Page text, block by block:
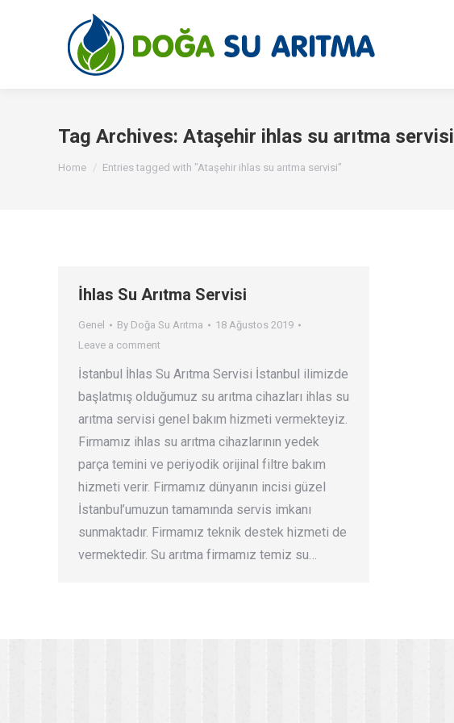
Tag Archives: Ataşehir ihlas su arıtma servisi
You are here:
Home Entries tagged with "Ataşehir ihlas su arıtma servisi"
İhlas Su Arıtma Servisi
Genel By Doğa Su Arıtma
18 Ağustos 2019
Leave a comment
İstanbul İhlas Su Arıtma Servisi İstanbul ilimizde
başlatmış olduğumuz su arıtma cihazları ihlas su
arıtma servisi genel bakım hizmeti vermekteyiz.
Firmamız ihlas su arıtma cihazlarının yedek
parça temini ve periyodik orijinal filtre bakım
hizmeti verir. Firmamız dünyanın incisi güzel
İstanbul’umuzun tamamında servis imkanı
sunmaktadır. Firmamız teknik destek hizmeti de
vermektedir. Su arıtma firmamız temiz su…